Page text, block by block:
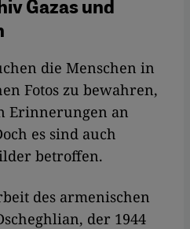
Gazas und
die Menschen in
Fotos zu bewahren,
Erinnerungen an
es sind auch
betroffen.
des armenischen
der 1944